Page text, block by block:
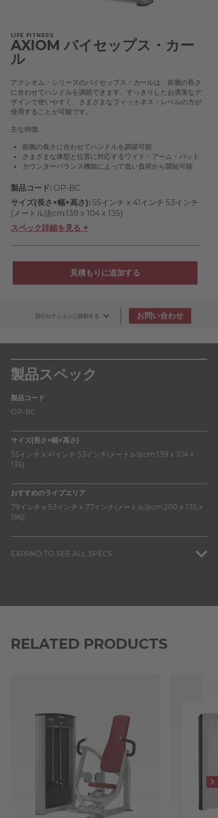
LIFE FITNESS
AXIOM バイセップス・カー
ル
アクシオム・シリーズのバイセップス・カールは、前腕の長さ
に合わせてハンドルを調節できます。すっきりしたお洒落なデ
ザインで使いやすく、さまざまなフィットネス・レベルの方が
使用することが可能です。
主な特徴:
前腕の長さに合わせてハンドルを調節可能
さまざまな体型と位置に対応するワイド・アーム・パッド
カウンターバランス機能によって低い負荷から開始可能
製品コード:OP-BC
サイズ(長さ×幅×高さ):55インチ x 41インチ 53インチ
(メートル法cm:139 x 104 x 135)
スペック詳細を見る +
見積もりに追加する
別のセクションに移動する お問い合わせ
製品スペック
製品コード
OP-BC
サイズ(長さ×幅×高さ)
55インチ x 41インチ 53インチ(メートル法cm:139 x 104 x
135)
おすすめのライブエリア
79インチ x 53インチ x 77インチ(メートル法cm:200 x 135 x
196)
EXPAND TO SEE ALL SPECS
RELATED PRODUCTS